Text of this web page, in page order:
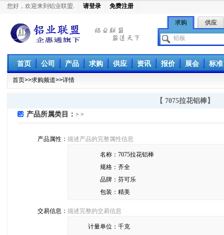
您好，欢迎来到铝业联盟. 请登录 免费注册
铝业联盟
求购 供应
首页 公司 产品 求购 供应 资讯 报价 展会 标准
首页>>求购频道>>详情
【 7075拉花铝棒】
产品所属类目： > >
产品属性： 描述产品的完整属性信息
名称： 7075拉花铝棒
规格： 齐全
品牌： 芬可乐
包装： 精美
交易信息： 描述完整的交易信息
计量单位： 千克